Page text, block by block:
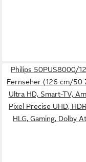
Philips 50PUS8000/
Fernseher (126 cm/50
Ultra HD, Smart-TV,
Pixel Precise UHD,
HLG, Gaming, Dolby